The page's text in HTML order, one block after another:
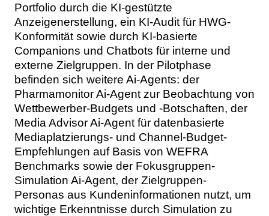
Portfolio durch die KI-gestützte
Anzeigenerstellung, ein KI-Audit für HWG-
Konformität sowie durch KI-basierte
Companions und Chatbots für interne und
externe Zielgruppen. In der Pilotphase
befinden sich weitere Ai-Agents: der
Pharmamonitor Ai-Agent zur Beobachtung von
Wettbewerber-Budgets und -Botschaften, der
Media Advisor Ai-Agent für datenbasierte
Mediaplatzierungs- und Channel-Budget-
Empfehlungen auf Basis von WEFRA
Benchmarks sowie der Fokusgruppen-
Simulation Ai-Agent, der Zielgruppen-
Personas aus Kundeninformationen nutzt, um
wichtige Erkenntnisse durch Simulation zu